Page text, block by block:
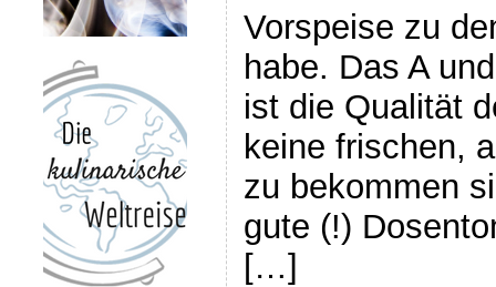
Vorspeise zu
habe. Das A
ist die Qualität
keine frischen,
zu bekommen
gute (!)
[…]